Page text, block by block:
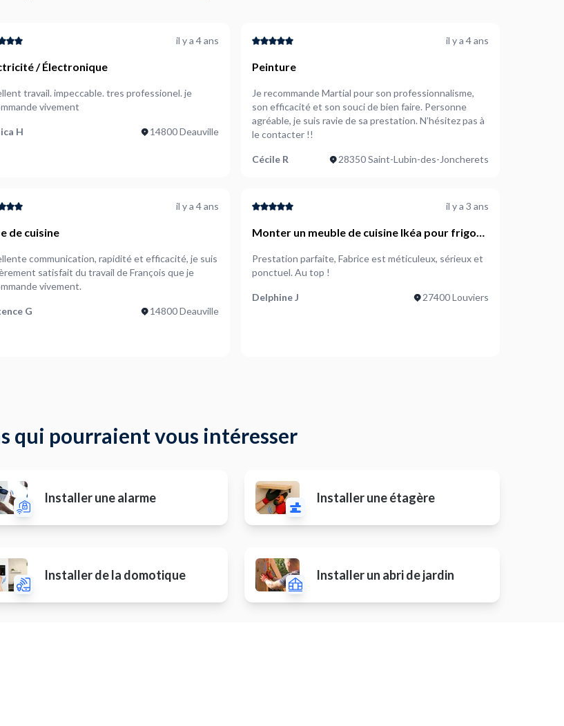
il y a 4 ans
/ Électronique
travail. impeccable. tres professionel. je
vivement
H 14800 Deauville
il y a 4 ans
Peinture
Je recommande Martial pour son professionnalisme,
son efficacité et son souci de bien faire. Personne
agréable, je suis ravie de sa prestation. N’hésitez pas à
le contacter !!
Cécile R 28350 Saint-Lubin-des-Joncherets
il y a 4 ans
de cuisine
communication, rapidité et efficacité, je suis
satisfait du travail de François que je
vivement.
G 14800 Deauville
il y a 3 ans
Monter un meuble de cuisine Ikéa pour frigo
Prestation parfaite, Fabrice est méticuleux, sérieux et
ponctuel. Au top !
Delphine J 27400 Louviers
qui pourraient vous intéresser
Installer une alarme Installer une étagère
Installer de la domotique Installer un abri de jardin